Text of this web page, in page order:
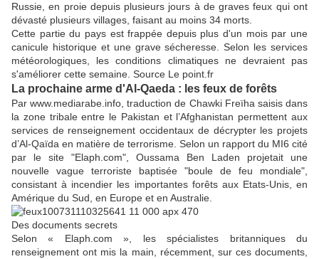
Russie, en proie depuis plusieurs jours à de graves feux qui ont
dévasté plusieurs villages, faisant au moins 34 morts.
Cette partie du pays est frappée depuis plus d'un mois par une
canicule historique et une grave sécheresse. Selon les services
météorologiques, les conditions climatiques ne devraient pas
s'améliorer cette semaine. Source Le point.fr
La prochaine arme d'Al-Qaeda : les feux de forêts
Par www.mediarabe.info, traduction de Chawki Freïha saisis dans
la zone tribale entre le Pakistan et l’Afghanistan permettent aux
services de renseignement occidentaux de décrypter les projets
d’Al-Qaïda en matière de terrorisme. Selon un rapport du MI6 cité
par le site "Elaph.com", Oussama Ben Laden projetait une
nouvelle vague terroriste baptisée "boule de feu mondiale",
consistant à incendier les importantes forêts aux Etats-Unis, en
Amérique du Sud, en Europe et en Australie.
Des documents secrets
Selon « Elaph.com », les spécialistes britanniques du
renseignement ont mis la main, récemment, sur ces documents,